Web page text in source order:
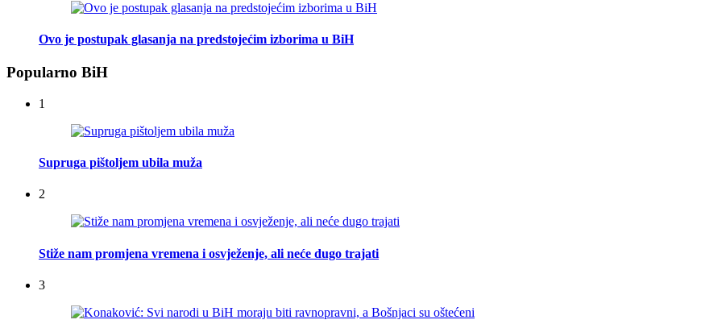
Ovo je postupak glasanja na predstojećim izborima u BiH
Popularno BiH
1
Supruga pištoljem ubila muža
2
Stiže nam promjena vremena i osvježenje, ali neće dugo trajati
3